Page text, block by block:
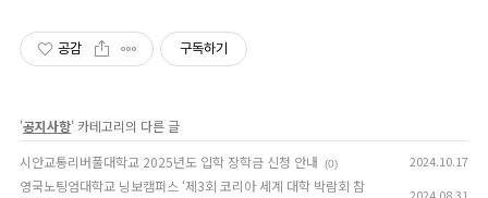
공감 구독하기
'공지사항' 카테고리의 다른 글
시안교통리버풀대학교 2025년도 입학 장학금 신청 안내
(0) 2024.10.17
영국노팅엄대학교 닝보캠퍼스 ‘제3회 코리아 세계 대학 박람회 참